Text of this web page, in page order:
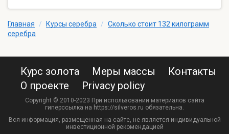
Главная / Курсы серебра / Сколько стоит 132 килограмм
серебра
Курс золота Меры массы
Контакты
О проекте
Privacy policy
Copyright © 2010-2023 При использовании материалов сайта
гиперссылка на https://silveros.ru обязательна.
Вся информация, размещенная на сайте, не является индивидуальной
инвестиционной рекомендацией